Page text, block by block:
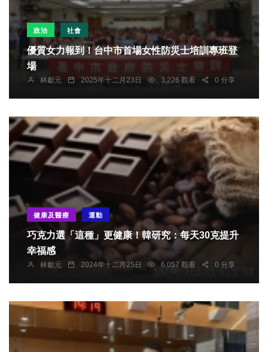
政治 社會
優質女力報到！台中市首場女性防災士培訓專班登
場
林獻元 2025年十二月23日 3,226 觀看 0 分享
健康及醫療 運動
巧克力選「這種」更健康！韓研究：每天30克提升
幸福感
林獻元 2024年十二月25日 6,057 觀看 0 分享